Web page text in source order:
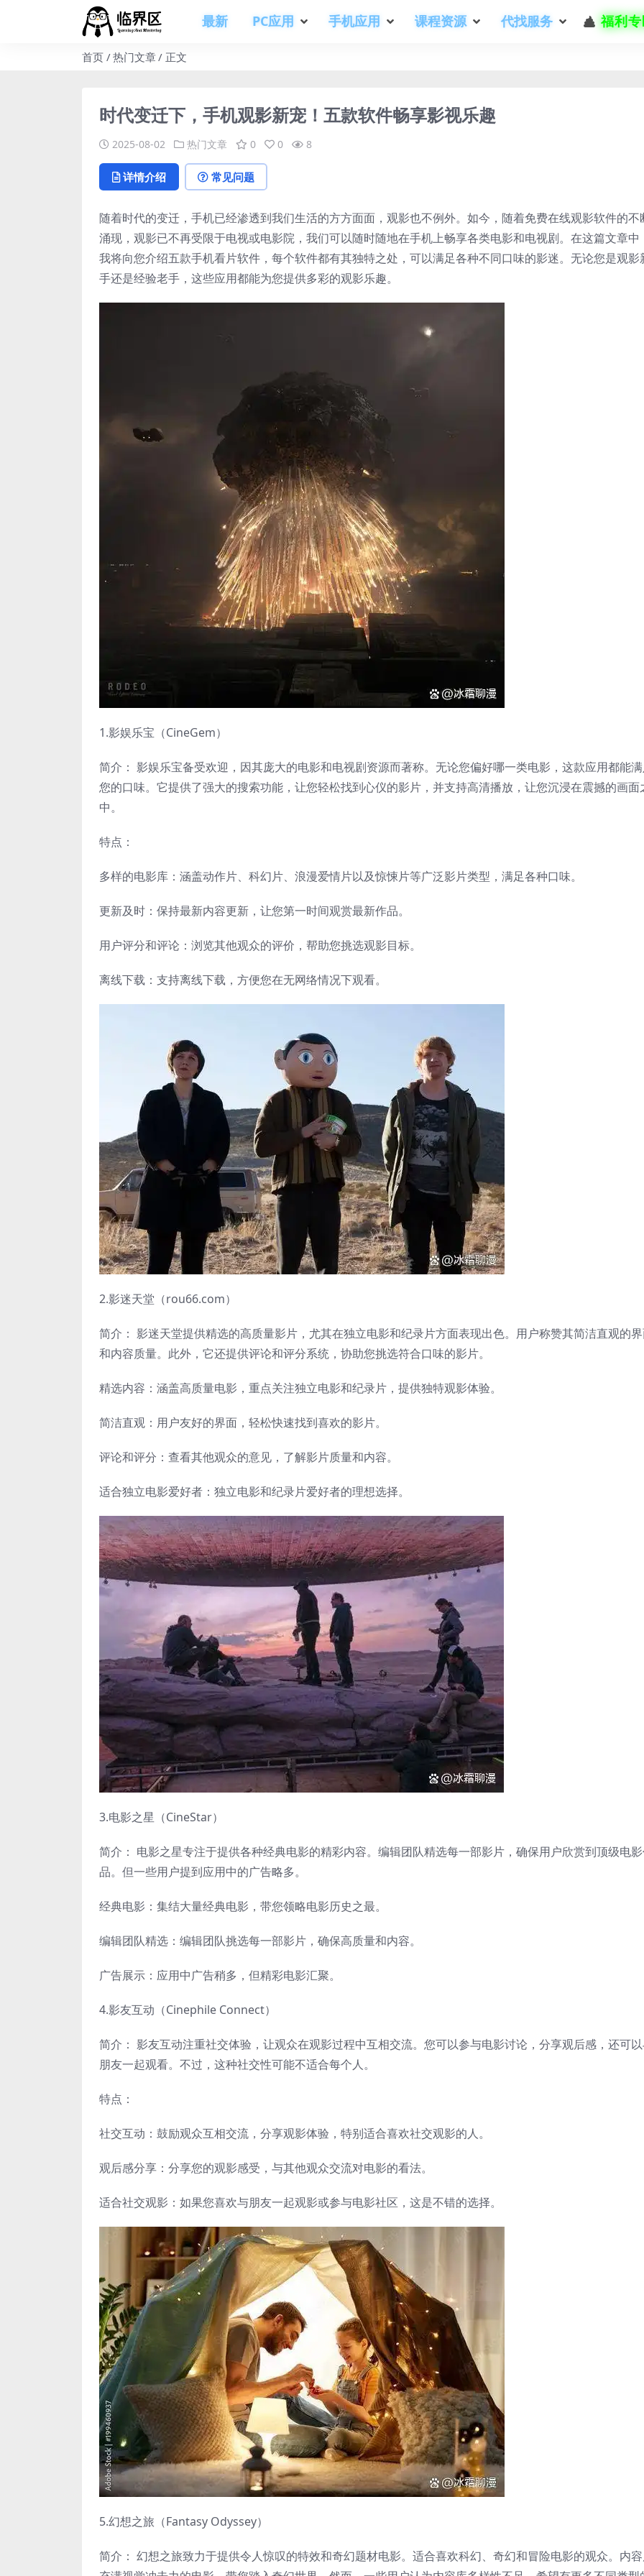
最新 PC应用 手机应用 课程资源 代找服务 福利
首页 热门文章 正文
时代变迁下，手机观影新宠！五款软件畅享影视乐趣
2025-08-02 热门文章 0 0 8
详情介绍 常见问题
随着时代的变迁，手机已经渗透到我们生活的方方面面，观影也不例外。如今，随着免费在线观影软件的不
涌现，观影已不再受限于电视或电影院，我们可以随时随地在手机上畅享各类电影和电视剧。在这篇文章中
我将向您介绍五款手机看片软件，每个软件都有其独特之处，可以满足各种不同口味的影迷。无论您是观影
手还是经验老手，这些应用都能为您提供多彩的观影乐趣。
1.影娱乐宝（CineGem）
简介： 影娱乐宝备受欢迎，因其庞大的电影和电视剧资源而著称。无论您偏好哪一类电影，这款应用都能
您的口味。它提供了强大的搜索功能，让您轻松找到心仪的影片，并支持高清播放，让您沉浸在震撼的画面
中。
特点：
多样的电影库：涵盖动作片、科幻片、浪漫爱情片以及惊悚片等广泛影片类型，满足各种口味。
更新及时：保持最新内容更新，让您第一时间观赏最新作品。
用户评分和评论：浏览其他观众的评价，帮助您挑选观影目标。
离线下载：支持离线下载，方便您在无网络情况下观看。
2.影迷天堂（rou66.com）
简介： 影迷天堂提供精选的高质量影片，尤其在独立电影和纪录片方面表现出色。用户称赞其简洁直观的
和内容质量。此外，它还提供评论和评分系统，协助您挑选符合口味的影片。
精选内容：涵盖高质量电影，重点关注独立电影和纪录片，提供独特观影体验。
简洁直观：用户友好的界面，轻松快速找到喜欢的影片。
评论和评分：查看其他观众的意见，了解影片质量和内容。
适合独立电影爱好者：独立电影和纪录片爱好者的理想选择。
3.电影之星（CineStar）
简介： 电影之星专注于提供各种经典电影的精彩内容。编辑团队精选每一部影片，确保用户欣赏到顶级电
品。但一些用户提到应用中的广告略多。
经典电影：集结大量经典电影，带您领略电影历史之最。
编辑团队精选：编辑团队挑选每一部影片，确保高质量和内容。
广告展示：应用中广告稍多，但精彩电影汇聚。
4.影友互动（Cinephile Connect）
简介： 影友互动注重社交体验，让观众在观影过程中互相交流。您可以参与电影讨论，分享观后感，还可
朋友一起观看。不过，这种社交性可能不适合每个人。
特点：
社交互动：鼓励观众互相交流，分享观影体验，特别适合喜欢社交观影的人。
观后感分享：分享您的观影感受，与其他观众交流对电影的看法。
适合社交观影：如果您喜欢与朋友一起观影或参与电影社区，这是不错的选择。
5.幻想之旅（Fantasy Odyssey）
简介： 幻想之旅致力于提供令人惊叹的特效和奇幻题材电影。适合喜欢科幻、奇幻和冒险电影的观众。内